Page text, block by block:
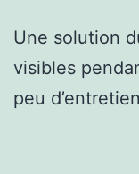
Une solution
visibles
peu